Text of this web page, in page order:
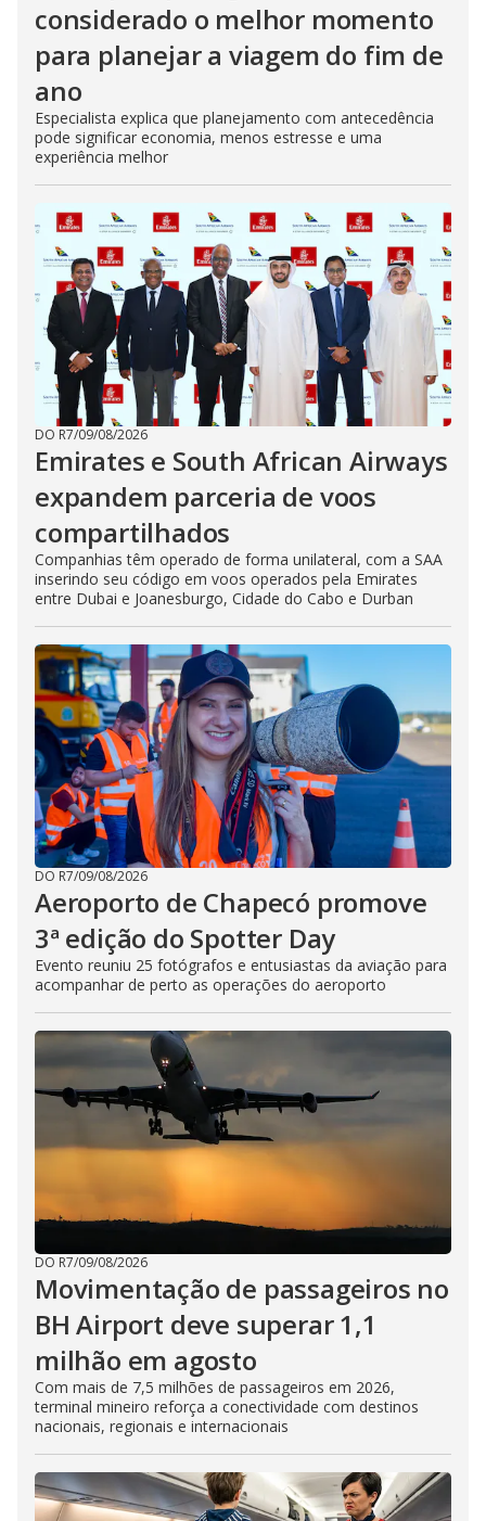
considerado o melhor momento
para planejar a viagem do fim de
ano
Especialista explica que planejamento com antecedência
pode significar economia, menos estresse e uma
experiência melhor
DO R7/09/08/2026
Emirates e South African Airways
expandem parceria de voos
compartilhados
Companhias têm operado de forma unilateral, com a SAA
inserindo seu código em voos operados pela Emirates
entre Dubai e Joanesburgo, Cidade do Cabo e Durban
DO R7/09/08/2026
Aeroporto de Chapecó promove
3ª edição do Spotter Day
Evento reuniu 25 fotógrafos e entusiastas da aviação para
acompanhar de perto as operações do aeroporto
DO R7/09/08/2026
Movimentação de passageiros no
BH Airport deve superar 1,1
milhão em agosto
Com mais de 7,5 milhões de passageiros em 2026,
terminal mineiro reforça a conectividade com destinos
nacionais, regionais e internacionais